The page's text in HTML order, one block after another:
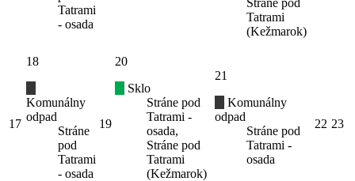
Tatrami
- osada
Tatrami
(Kežmarok)
17
18
Komunálny
odpad
Stráne
pod
Tatrami
- osada
19
20
Sklo
Stráne pod
Tatrami -
osada,
Stráne pod
Tatrami
(Kežmarok)
21
Komunálny
odpad
Stráne pod
Tatrami -
osada
22 23